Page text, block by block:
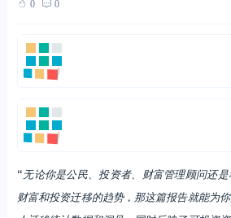
0
0
“无论你是公民、投资者、财富管理顾问还
财富和投资迁移的趋势，那这篇报告就能为